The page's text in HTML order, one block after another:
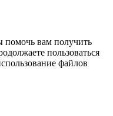
вам получить
пользоваться
файлов